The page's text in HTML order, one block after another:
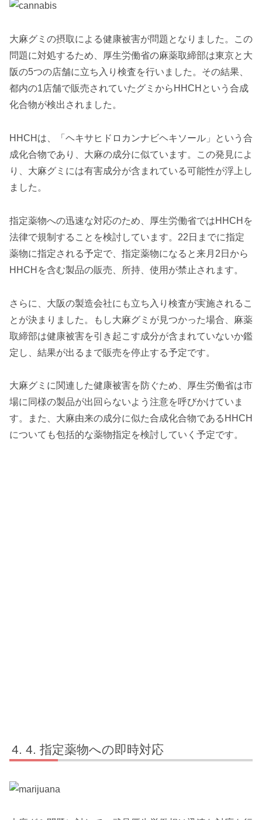
大麻グミの摂取による健康被害が問題となりました。この
問題に対処するため、厚生労働省の麻薬取締部は東京と大
阪の5つの店舗に立ち入り検査を行いました。その結果、
都内の1店舗で販売されていたグミからHHCHという合成
化合物が検出されました。
HHCHは、「ヘキサヒドロカンナビヘキソール」という合
成化合物であり、大麻の成分に似ています。この発見によ
り、大麻グミには有害成分が含まれている可能性が浮上し
ました。
指定薬物への迅速な対応のため、厚生労働省ではHHCHを
法律で規制することを検討しています。22日までに指定
薬物に指定される予定で、指定薬物になると来月2日から
HHCHを含む製品の販売、所持、使用が禁止されます。
さらに、大阪の製造会社にも立ち入り検査が実施されるこ
とが決まりました。もし大麻グミが見つかった場合、麻薬
取締部は健康被害を引き起こす成分が含まれていないか鑑
定し、結果が出るまで販売を停止する予定です。
大麻グミに関連した健康被害を防ぐため、厚生労働省は市
場に同様の製品が出回らないよう注意を呼びかけていま
す。また、大麻由来の成分に似た合成化合物であるHHCH
についても包括的な薬物指定を検討していく予定です。
4. 指定薬物への即時対応